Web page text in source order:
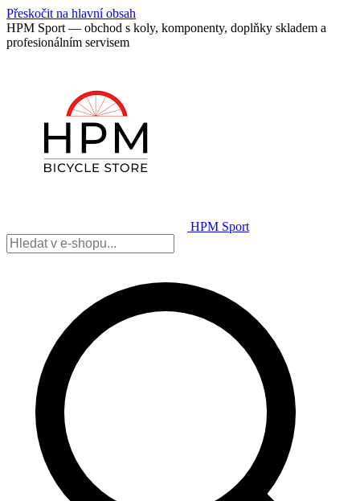
Přeskočit na hlavní obsah
HPM Sport — obchod s koly, komponenty, doplňky skladem a
profesionálním servisem
HPM Sport